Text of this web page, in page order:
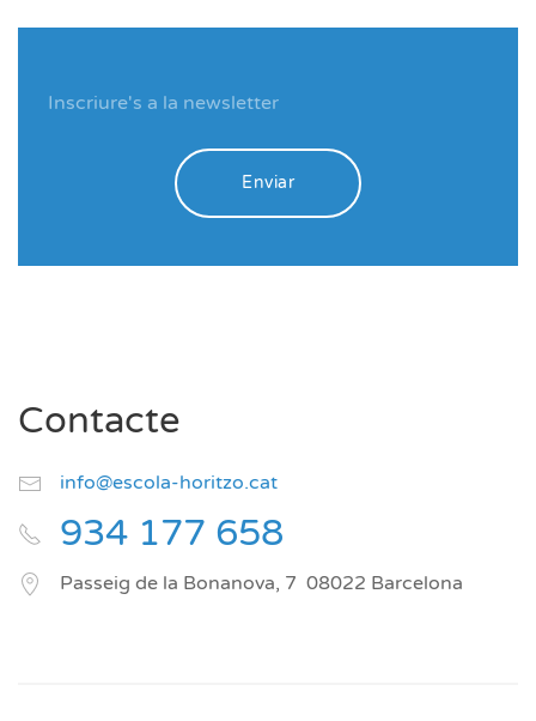
Enviar
Contacte
info@escola-horitzo.cat
934 177 658
Passeig de la Bonanova, 7 08022 Barcelona